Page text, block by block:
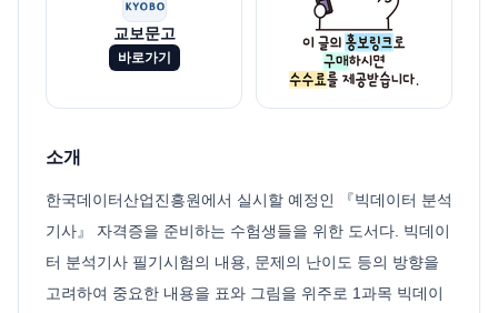
교보문고
바로가기
소개
한국데이터산업진흥원에서 실시할 예정인 『빅데이터 분석
기사』 자격증을 준비하는 수험생들을 위한 도서다. 빅데이
터 분석기사 필기시험의 내용, 문제의 난이도 등의 방향을
고려하여 중요한 내용을 표와 그림을 위주로 1과목 빅데이